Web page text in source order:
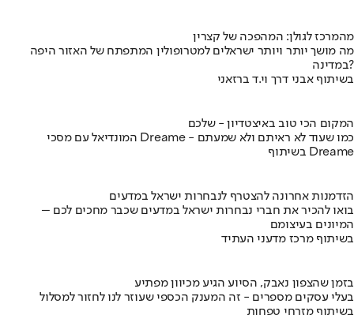
מהמרכז לגולן: המהפכה של קצרין
מה מושך יותר ויותר ישראלים למטרופולין המתפתח של האזור היפה
במדינה?
בשיתוף אבני דרך וי.ד ברזאני
המקום הכי טוב באיצטדיון - שלכם
המונדיאל עם מסכי Dreame - כמו שעוד לא ראיתם ולא שמעתם
בשיתוף Dreame
הזדמנות אחרונה להצטרף לנבחרות ישראל במדעים
בואו להכיר את חברי נבחרות ישראל במדעים שכבר מחכים לכם –
המיונים בעיצומם
בשיתוף מרכז מדעני העתיד
בזמן שהצפון נאבק, הסיוע הגיע מכיוון מפתיע
בעלי עסקים מספרים - זה המענק הכספי שעוזר לנו לחזור למסלול
בשיתוף מזרחי טפחות